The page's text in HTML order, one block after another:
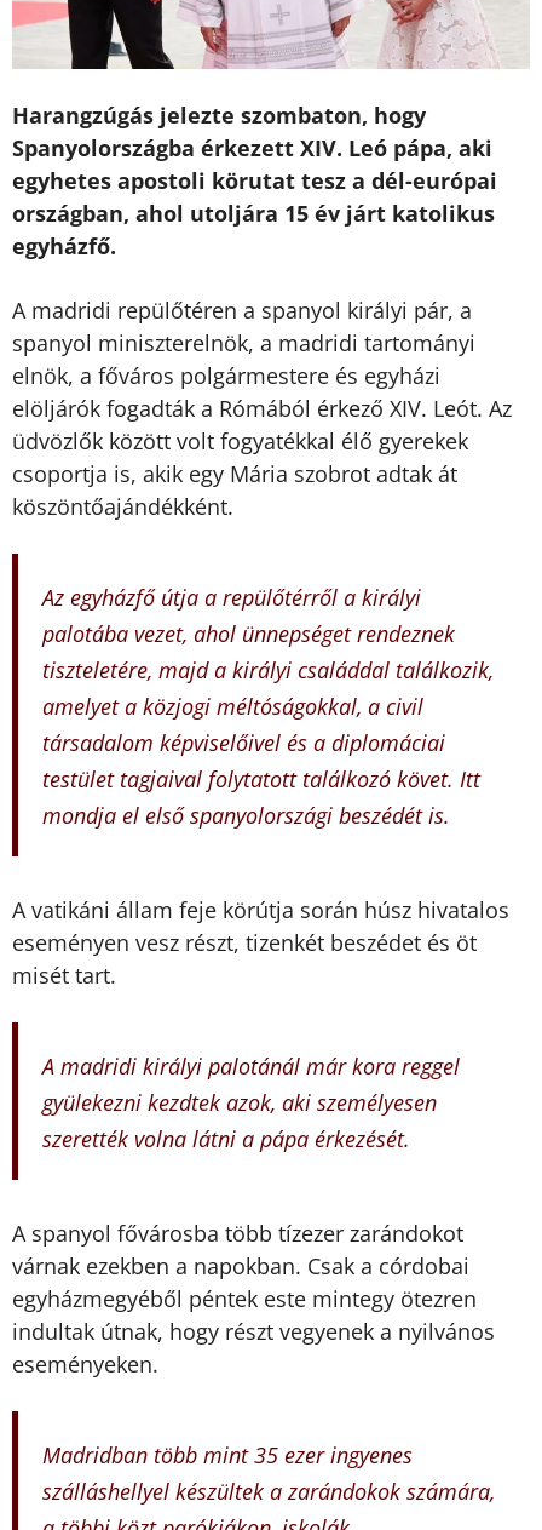
Harangzúgás jelezte szombaton, hogy
Spanyolországba érkezett XIV. Leó pápa, aki
egyhetes apostoli körutat tesz a dél-európai
országban, ahol utoljára 15 év járt katolikus
egyházfő.
A madridi repülőtéren a spanyol királyi pár, a
spanyol miniszterelnök, a madridi tartományi
elnök, a főváros polgármestere és egyházi
elöljárók fogadták a Rómából érkező XIV. Leót. Az
üdvözlők között volt fogyatékkal élő gyerekek
csoportja is, akik egy Mária szobrot adtak át
köszöntőajándékként.
Az egyházfő útja a repülőtérről a királyi
palotába vezet, ahol ünnepséget rendeznek
tiszteletére, majd a királyi családdal találkozik,
amelyet a közjogi méltóságokkal, a civil
társadalom képviselőivel és a diplomáciai
testület tagjaival folytatott találkozó követ. Itt
mondja el első spanyolországi beszédét is.
A vatikáni állam feje körútja során húsz hivatalos
eseményen vesz részt, tizenkét beszédet és öt
misét tart.
A madridi királyi palotánál már kora reggel
gyülekezni kezdtek azok, aki személyesen
szerették volna látni a pápa érkezését.
A spanyol fővárosba több tízezer zarándokot
várnak ezekben a napokban. Csak a córdobai
egyházmegyéből péntek este mintegy ötezren
indultak útnak, hogy részt vegyenek a nyilvános
eseményeken.
Madridban több mint 35 ezer ingyenes
szálláshellyel készültek a zarándokok számára,